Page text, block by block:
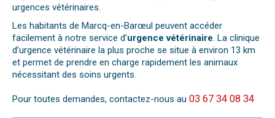
urgences vétérinaires.
Les habitants de Marcq-en-Barœul peuvent accéder
facilement à notre service d’urgence vétérinaire. La clinique
d’urgence vétérinaire la plus proche se situe à environ 13 km
et permet de prendre en charge rapidement les animaux
nécessitant des soins urgents.
Pour toutes demandes, contactez-nous au 03 67 34 08 34